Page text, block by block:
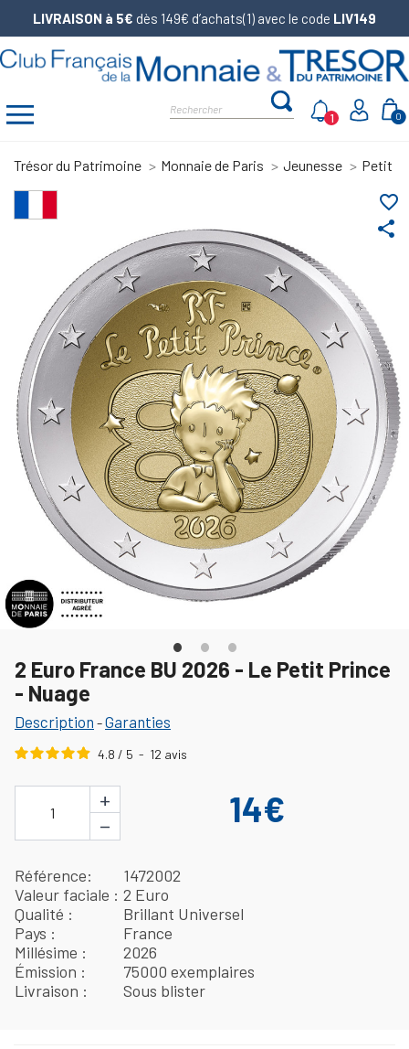
LIVRAISON à 5€ dès 149€ d’achats(1) avec le code LIV149
0
1
Trésor du Patrimoine Monnaie de Paris Jeunesse Petit
share
favorite_border
2 Euro France BU 2026 - Le Petit Prince
- Nuage
Description -Garanties
4.8 / 5 - 12 avis
1
+
−
14€
Référence
1472002
Valeur faciale
2 Euro
Qualité
Brillant Universel
Pays
France
Millésime
2026
Émission
75000 exemplaires
Livraison
Sous blister